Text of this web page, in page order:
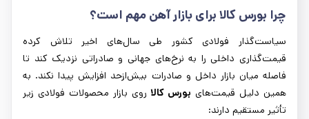
چرا بورس کالا برای بازار آهن مهم است؟
سیاست‌گذار فولادی کشور طی سال‌های اخیر تلاش کرده
قیمت‌گذاری داخلی را به نرخ‌های جهانی و صادراتی نزدیک کند تا
فاصله میان بازار داخل و صادرات بیش‌ازحد افزایش پیدا نکند. به
همین دلیل قیمت‌های بورس کالاروی بازار محصولات فولادی زیر
تأثیر مستقیم دارند: